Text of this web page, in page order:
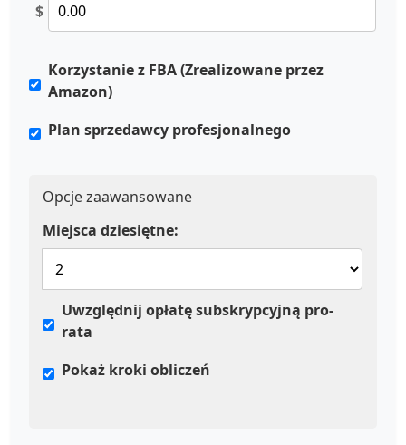
$
Korzystanie z FBA (Zrealizowane przez
Amazon)
Plan sprzedawcy profesjonalnego
Opcje zaawansowane
Miejsca dziesiętne:
Uwzględnij opłatę subskrypcyjną pro-
rata
Pokaż kroki obliczeń